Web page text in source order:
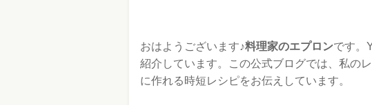
おはようございます♪料理家のエプロンです。
紹介しています。この公式ブログでは、私の
に作れる時短レシピをお伝えしています。